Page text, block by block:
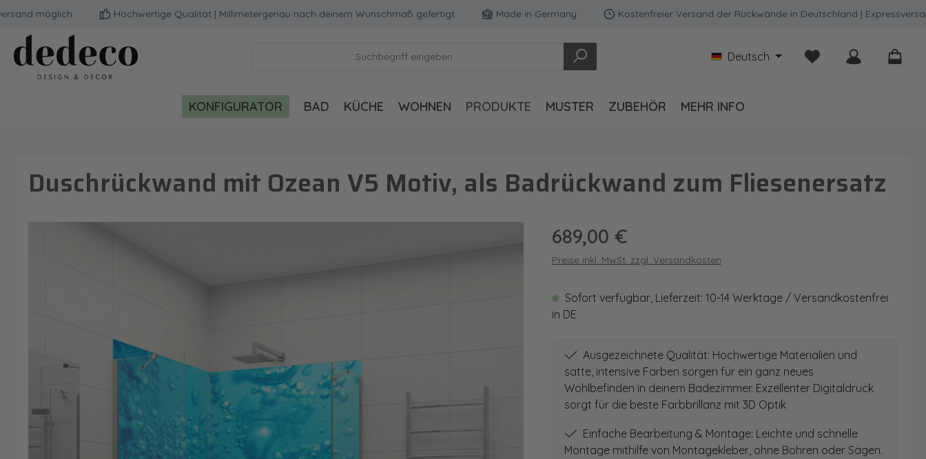
Hauptinhalt springen
Zur Suche springen
Zur Hauptnavigation springen
möglich Hochwertige Qualität | Millimetergenau nach deinem Wunschmaß gefertigt Made in Germany Kostenfreier Versand der Rückwände in Deutschland | Expressversand
Deutsch Du hast 0 Produkte
KONFIGURATOR BAD KÜCHE WOHNEN PRODUKTE MUSTER ZUBEHÖR MEHR INFO
Duschrückwand mit Ozean V5 Motiv, als Badrückwand zum Fliesenersatz
Regulärer Preis:
689,00 €
Preise inkl. MwSt. zzgl. Versandkosten
Sofort verfügbar, Lieferzeit: 10-14 Werktage / Versandkostenfrei
in DE
Ausgezeichnete Qualität: Hochwertige Materialien und
satte, intensive Farben sorgen für ein ganz neues
Wohlbefinden in deinem Badezimmer. Exzellenter Digitaldruck
sorgt für die beste Farbbrillanz mit 3D Optik
Einfache Bearbeitung & Montage: Leichte und schnelle
Montage mithilfe von Montagekleber, ohne Bohren oder Sägen.